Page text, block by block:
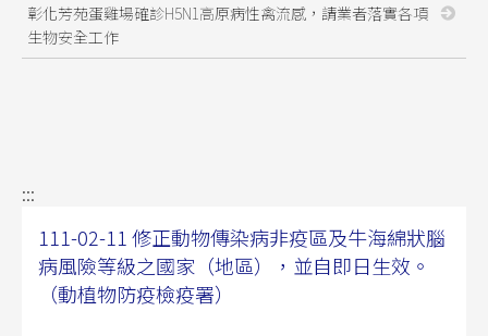
彰化芳苑蛋雞場確診H5N1高原病性禽流感，請業者落實各項
生物安全工作
:::
111-02-11 修正動物傳染病非疫區及牛海綿狀腦
病風險等級之國家（地區），並自即日生效。
（動植物防疫檢疫署）